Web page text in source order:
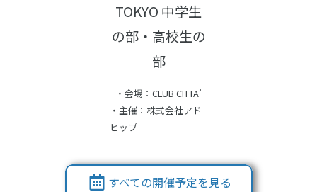
TOKYO 中学生
の部・高校生の
部
・会場：CLUB CITTA’
・主催：株式会社アド
ヒップ
すべての開催予定を見る